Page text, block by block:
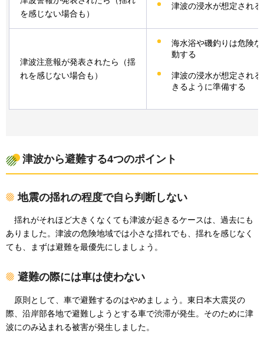
を感じない場合も）
津波の浸水が想定され
津波注意報が発表されたら（揺
れを感じない場合も）
海水浴や磯釣りは危険
動する
津波の浸水が想定され
きるように準備する
津波から避難する4つのポイント
地震の揺れの程度で自ら判断しない
揺れがそれほど大きくなくても津波が起きるケースは、過去にも
ありました。津波の危険地域では小さな揺れでも、揺れを感じなく
ても、まずは避難を最優先にしましょう。
避難の際には車は使わない
原則として、 車で避難するのはやめましょう。東日本大震災の
際、沿岸部各地で避難しようとする車で渋滞が発生。そのために津
波にのみ込まれる被害が発生しました。